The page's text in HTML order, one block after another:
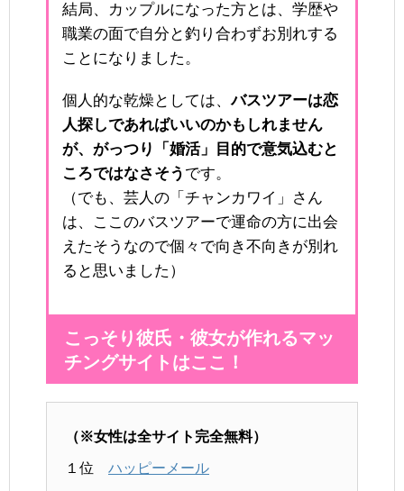
結局、カップルになった方とは、学歴や
職業の面で自分と釣り合わずお別れする
ことになりました。
個人的な乾燥としては、バスツアーは恋
人探しであればいいのかもしれません
が、がっつり「婚活」目的で意気込むと
ころではなさそう です。
（でも、芸人の「チャンカワイ」さん
は、ここのバスツアーで運命の方に出会
えたそうなので個々で向き不向きが別れ
ると思いました）
こっそり彼氏・彼女が作れるマッ
チングサイトはここ！
（※女性は全サイト完全無料）
１位 ハッピーメール